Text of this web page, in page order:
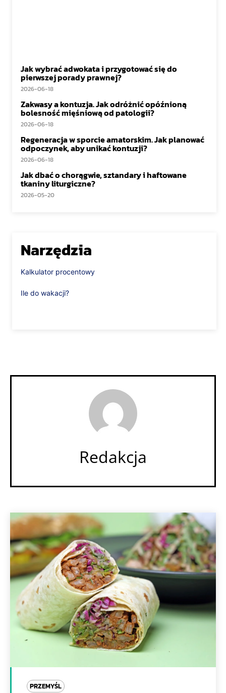
Jak wybrać adwokata i przygotować się do
pierwszej porady prawnej?
2026-06-18
Zakwasy a kontuzja. Jak odróżnić opóźnioną
bolesność mięśniową od patologii?
2026-06-18
Regeneracja w sporcie amatorskim. Jak planować
odpoczynek, aby unikać kontuzji?
2026-06-18
Jak dbać o chorągwie, sztandary i haftowane
tkaniny liturgiczne?
2026-05-20
Narzędzia
Kalkulator procentowy
Ile do wakacji?
Redakcja
PRZEMYŚL